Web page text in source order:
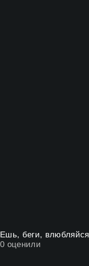
Ешь, беги, влюбляйся
0 оценили